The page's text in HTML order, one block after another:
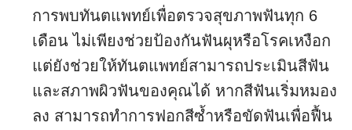
การพบทันตแพทย์เพื่อตรวจสุขภาพฟันทุก 6
เดือน ไม่เพียงช่วยป้องกันฟันผุหรือโรคเหงือก
แต่ยังช่วยให้ทันตแพทย์สามารถประเมินสีฟัน
และสภาพผิวฟันของคุณได้ หากสีฟันเริ่มหมอง
ลง สามารถทำการฟอกสีซ้ำหรือขัดฟันเพื่อฟื้น